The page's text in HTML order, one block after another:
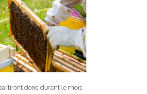
donc durant le mois